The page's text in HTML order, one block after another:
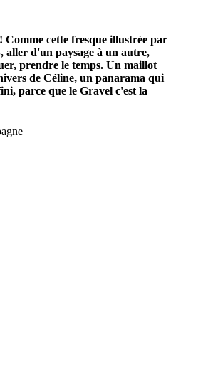
Comme cette fresque illustrée par
aller d'un paysage à un autre,
prendre le temps. Un maillot
de Céline, un panarama qui
parce que le Gravel c'est la